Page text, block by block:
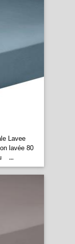
Lavee
lavée 80
...